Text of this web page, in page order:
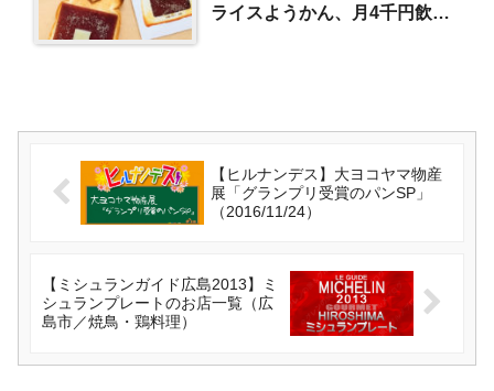
ライスようかん、月4千円飲み
【ヒルナンデス】大ヨコヤマ物産
展「グランプリ受賞のパンSP」
（2016/11/24）
【ミシュランガイド広島2013】ミ
シュランプレートのお店一覧（広
島市／焼鳥・鶏料理）